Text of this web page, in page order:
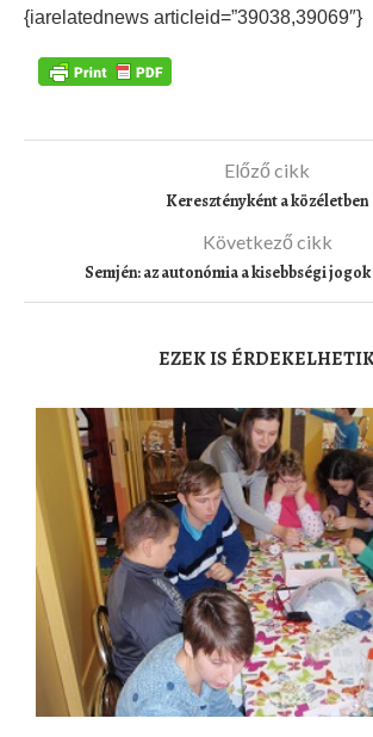
{iarelatednews articleid=”39038,39069″}
Előző cikk
Keresztényként a közéletben
Következő cikk
Semjén: az autonómia a kisebbségi
EZEK IS